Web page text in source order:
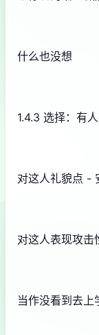
什么也没想
1.4.3 选择：有
对这人礼貌点 -
对这人表现攻
当作没看到去上